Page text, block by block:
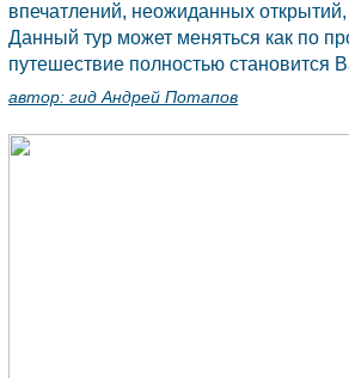
впечатлений, неожиданных
Данный тур может меняться как по
путешествие полностью становится
автор: гид Андрей Потапов